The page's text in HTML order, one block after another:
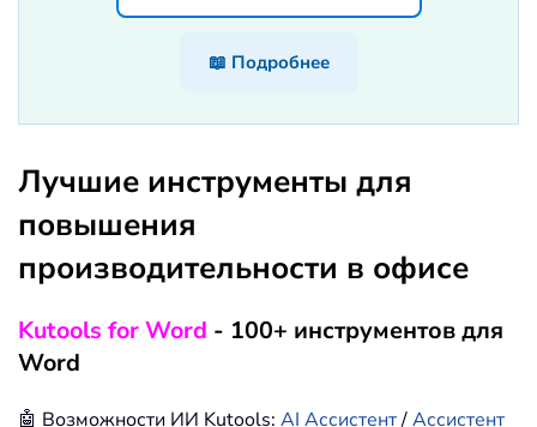
📖 Подробнее
Лучшие инструменты для
повышения
производительности в офисе
Kutools for Word - 100+ инструментов для
Word
🤖 Возможности ИИ Kutools: AI Ассистент/Ассистент